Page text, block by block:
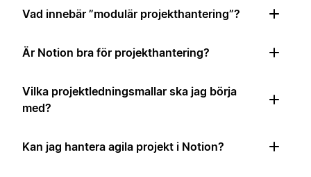
Vad innebär ”modulär projekthantering”?
Är Notion bra för projekthantering?
Vilka projektledningsmallar ska jag börja
med?
Kan jag hantera agila projekt i Notion?